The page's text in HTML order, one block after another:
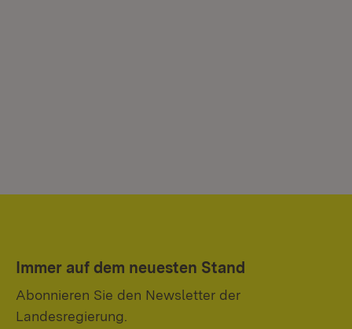
Immer auf dem neuesten Stand
Abonnieren Sie den Newsletter der
Landesregierung.